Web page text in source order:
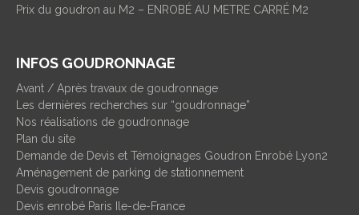
Prix du goudron au M2 – ENROBÉ AU METRE CARRÉ M2
INFOS GOUDRONNAGE
Avant / Après travaux de goudronnage
Les dernières recherches sur “goudronnage”
Nos réalisations de goudronnage
Plan du site
Demande de Devis et Témoignages Goudron Enrobé Lyon2
Aménagement de parking de stationnement
Devis goudronnage
Devis enrobé Paris Ile-de-France